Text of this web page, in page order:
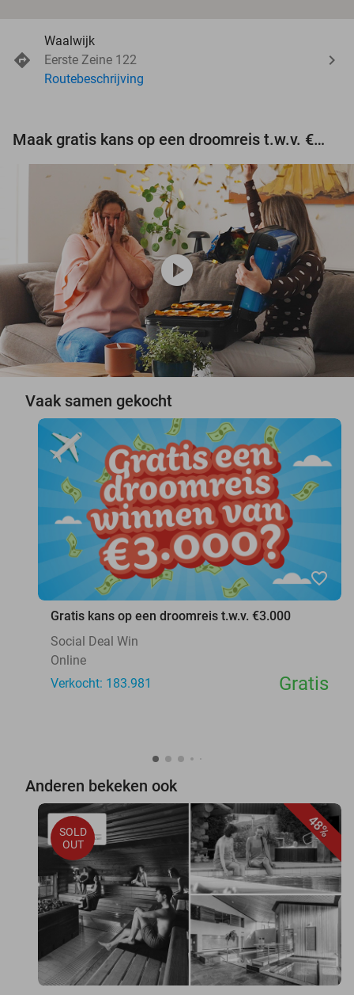
Waalwijk
Eerste Zeine 122
Routebeschrijving
Maak gratis kans op een droomreis t.w.v. €3.000!
play_circle
Vaak samen gekocht
favorite_border
Gratis kans op een droomreis t.w.v. €3.000
Social Deal Win
Online
Verkocht: 183.981
Gratis
Anderen bekeken ook
48%
SOLD
OUT